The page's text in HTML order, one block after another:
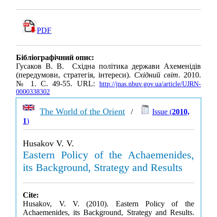
PDF
Бібліографічний опис:
Гусаков В. В. Східна політика держави Ахеменідів
(передумови, стратегія, інтереси). Східний світ. 2010.
№ 1. С. 49-55. URL: http://jnas.nbuv.gov.ua/article/UJRN-
0000338302
The World of the Orient / Issue (2010,
1)
Husakov V. V.
Eastern Policy of the Achaemenides,
its Background, Strategy and Results
Cite:
Husakov, V. V. (2010). Eastern Policy of the
Achaemenides, its Background, Strategy and Results.